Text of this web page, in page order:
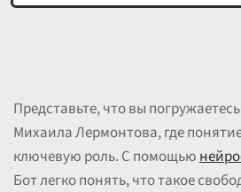
Представьте, что вы
Михаила Лермонтова, где
ключевую роль. С помощью
Бот легко понять, что такое